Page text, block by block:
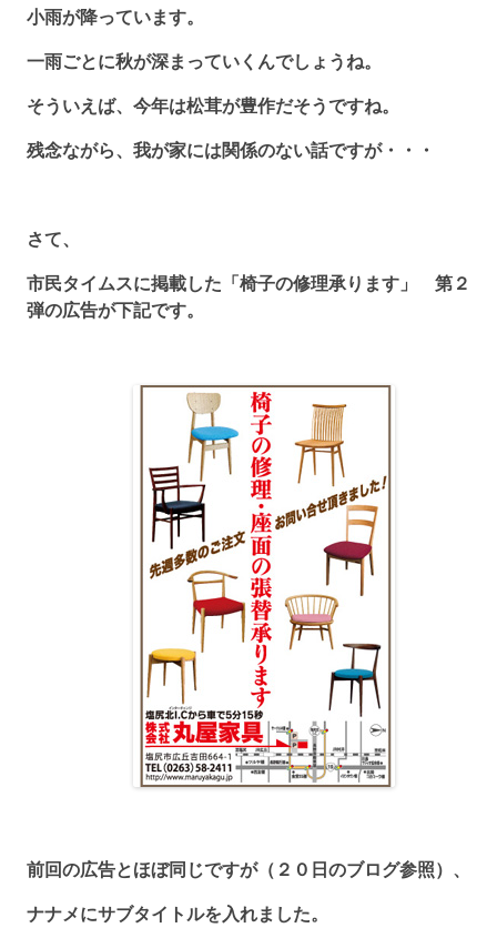
小雨が降っています。
一雨ごとに秋が深まっていくんでしょうね。
そういえば、今年は松茸が豊作だそうですね。
残念ながら、我が家には関係のない話ですが・・・
さて、
市民タイムスに掲載した「椅子の修理承ります」 第２
弾の広告が下記です。
前回の広告とほぼ同じですが（２０日のブログ参照）、
ナナメにサブタイトルを入れました。